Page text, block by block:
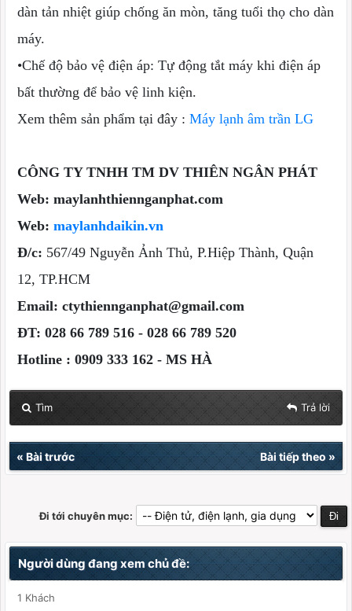
dàn tản nhiệt giúp chống ăn mòn, tăng tuổi thọ cho dàn
máy.
•Chế độ bảo vệ điện áp: Tự động tắt máy khi điện áp
bất thường để bảo vệ linh kiện.
Xem thêm sản phẩm tại đây : Máy lạnh âm trần LG
CÔNG TY TNHH TM DV THIÊN NGÂN PHÁT
Web: maylanhthiennganphat.com
Web: maylanhdaikin.vn
Đ/c: 567/49 Nguyễn Ảnh Thủ, P.Hiệp Thành, Quận
12, TP.HCM
Email: ctythiennganphat@gmail.com
ĐT: 028 66 789 516 - 028 66 789 520
Hotline : 0909 333 162 - MS HÀ
Tìm Trả lời
« Bài trước Bài tiếp theo»
Đi tới chuyên mục:
Người dùng đang xem chủ đề:
1 Khách